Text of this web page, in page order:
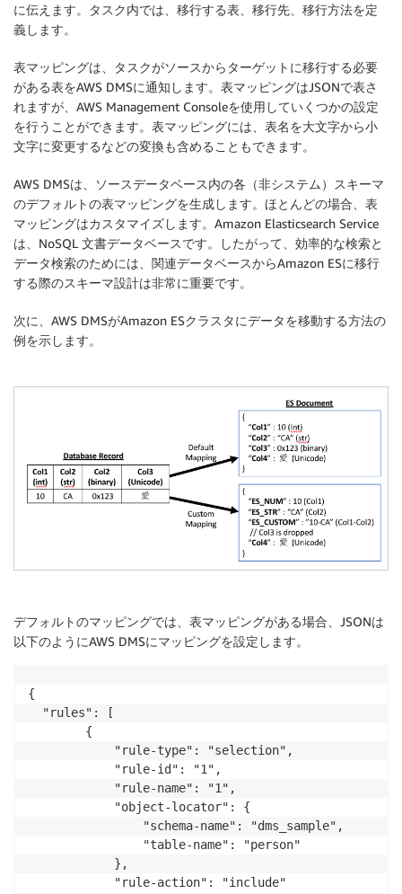
に伝えます。タスク内では、移行する表、移行先、移行方法を定
義します。
表マッピングは、タスクがソースからターゲットに移行する必要
がある表をAWS DMSに通知します。表マッピングはJSONで表さ
れますが、AWS Management Consoleを使用していくつかの設定
を行うことができます。表マッピングには、表名を大文字から小
文字に変更するなどの変換も含めることもできます。
AWS DMSは、ソースデータベース内の各（非システム）スキーマ
のデフォルトの表マッピングを生成します。ほとんどの場合、表
マッピングはカスタマイズします。Amazon Elasticsearch Service
は、NoSQL 文書データベースです。したがって、効率的な検索と
データ検索のためには、関連データベースからAmazon ESに移行
する際のスキーマ設計は非常に重要です。
次に、AWS DMSがAmazon ESクラスタにデータを移動する方法の
例を示します。
デフォルトのマッピングでは、表マッピングがある場合、JSONは
以下のようにAWS DMSにマッピングを設定します。
{
  "rules": [
        {
            "rule-type": "selection",
            "rule-id": "1",
            "rule-name": "1",
            "object-locator": {
                "schema-name": "dms_sample",
                "table-name": "person"
            },
            "rule-action": "include"